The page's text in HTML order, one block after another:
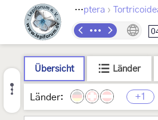
Lepidoptera ›
Übersicht Länder
Länder: +1